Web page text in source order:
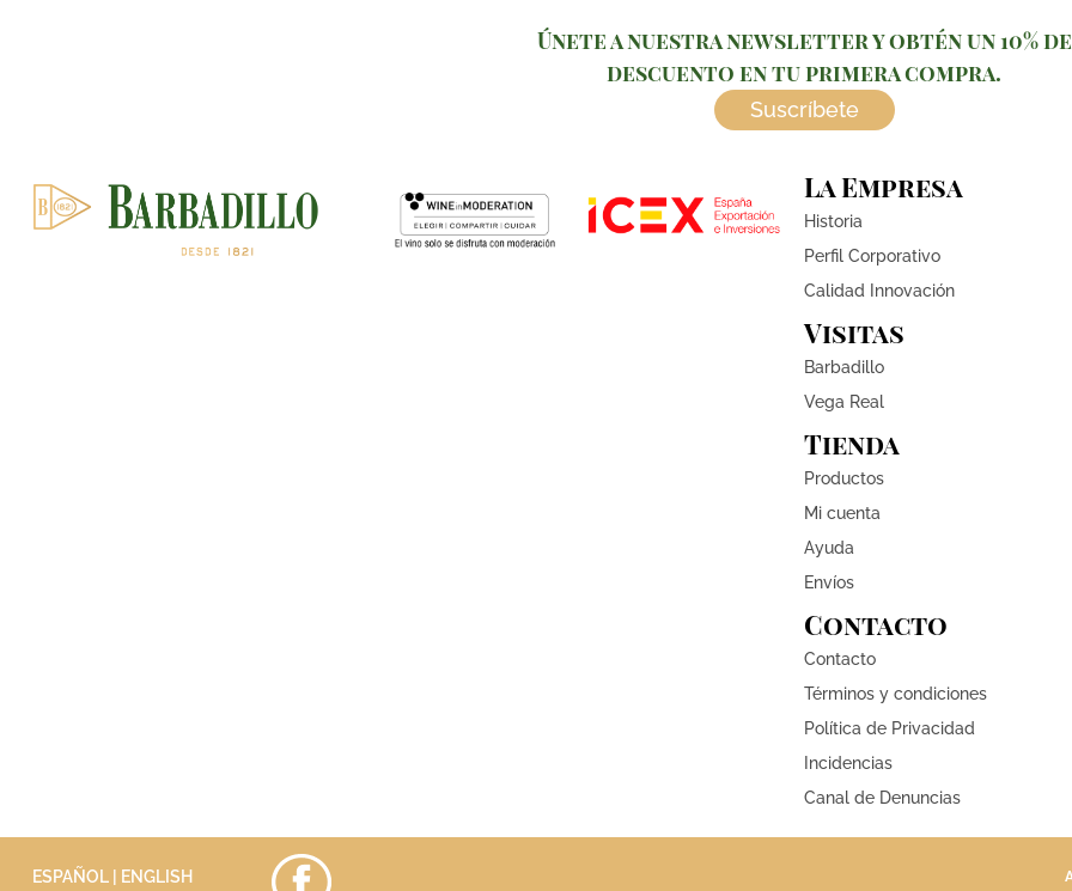
Únete a nuestra newsletter y obtén un 10% de
descuento en tu primera compra.
Suscríbete
La Empresa
Historia
Perfil Corporativo
Calidad Innovación
Visitas
Barbadillo
Vega Real
Tienda
Productos
Mi cuenta
Ayuda
Envíos
Contacto
Contacto
Términos y condiciones
Política de Privacidad
Incidencias
Canal de Denuncias
ESPAÑOL | ENGLISH